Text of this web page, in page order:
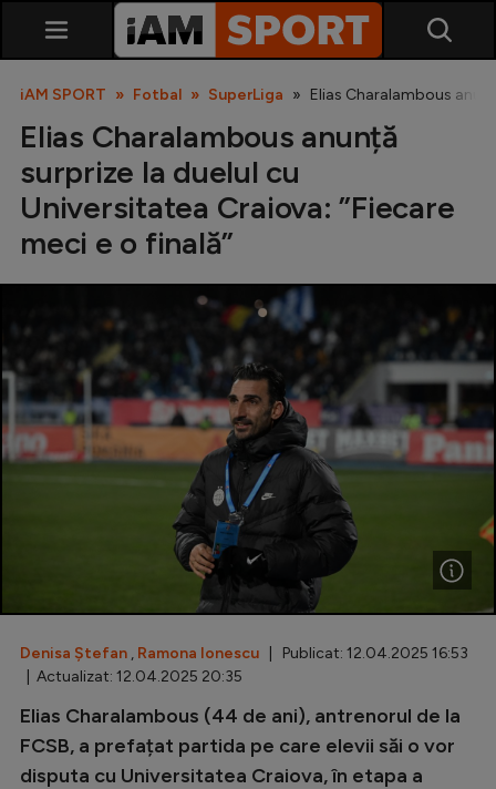
SuperLiga
Liga 2
Cupa României
Echipa Națională
U21
Fotbal feminin
Special
Diverse
Inedit
Clasamente
Champions League
iAM SPORT Fotbal SuperLiga Elias Charalambous
Elias Charalambous anunță
surprize la duelul cu
Universitatea Craiova: ”Fiecare
meci e o finală”
Denisa Ștefan , Ramona Ionescu | Publicat: 12.04.2025 16:53
| Actualizat: 12.04.2025 20:35
Elias Charalambous (44 de ani), antrenorul de la
FCSB, a prefațat partida pe care elevii săi o vor
disputa cu Universitatea Craiova, în etapa a